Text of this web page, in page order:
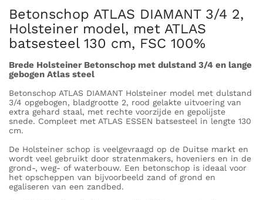
Betonschop ATLAS DIAMANT 3/4 2,
Holsteiner model, met ATLAS
batsesteel 130 cm, FSC 100%
Brede Holsteiner Betonschop met dulstand 3/4 en lange
gebogen Atlas steel
Betonschop ATLAS DIAMANT Holsteiner model met dulstand
3/4 opgebogen, bladgrootte 2, rood gelakte uitvoering van
extra gehard staal, met rechte voorzijde en gepolijste
snede. Compleet met ATLAS ESSEN batsesteel in lengte 130
cm.
De Holsteiner schop is veelgevraagd op de Duitse markt en
wordt veel gebruikt door stratenmakers, hoveniers en in de
grond-, weg- of waterbouw. Een betonschop is ideaal voor
het opscheppen van bijvoorbeeld zand of grond en
egaliseren van een zandbed.